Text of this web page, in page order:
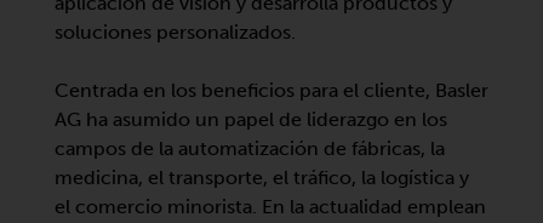
soluciones personalizados.
Centrada en los beneficios para el cliente, Basler
AG ha asumido un papel de liderazgo en los
campos de la automatización de fábricas, la
medicina, el transporte, el tráfico, la logística y
el comercio minorista. En la actualidad emplean